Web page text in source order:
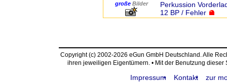
große Bilder
Perkussion
12 BP / Fehler
Copyright (c) 2002-2026 eGun GmbH Deutschland. Alle
ihren jeweiligen Eigentümern. • Mit der Benutzung
Impressum Kontakt zur